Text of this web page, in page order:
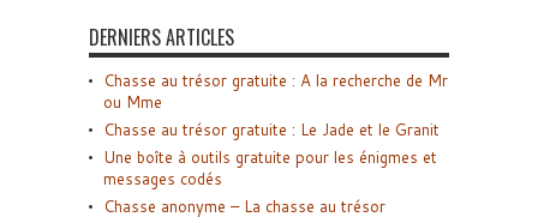
DERNIERS ARTICLES
Chasse au trésor gratuite : A la recherche de Mr
ou Mme
Chasse au trésor gratuite : Le Jade et le Granit
Une boîte à outils gratuite pour les énigmes et
messages codés
Chasse anonyme – La chasse au trésor